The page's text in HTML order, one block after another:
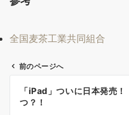
全国麦茶工業共同組合
前のページへ
「iPad」ついに日本発売
つ？！